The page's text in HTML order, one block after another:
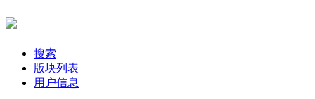
搜索
版块列表
用户信息